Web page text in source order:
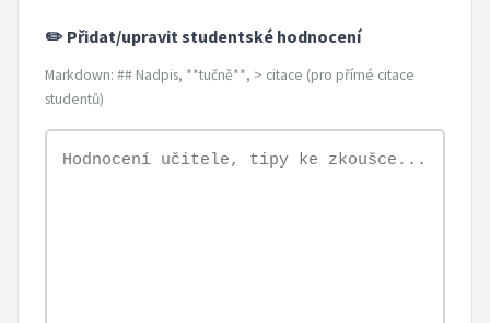
✏️ Přidat/upravit studentské hodnocení
Markdown: ## Nadpis, **tučně**, > citace (pro přímé citace
studentů)